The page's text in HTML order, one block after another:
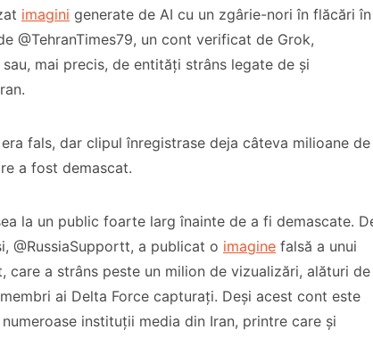
imagini generate de AI cu un zgârie-nori în flăcări în
@TehranTimes79, un cont verificat de Grok,
mai precis, de entități strâns legate de și
fals, dar clipul înregistrase deja câteva milioane de
a fost demascat.
la un public foarte larg înainte de a fi demascate.
@RussiaSupportt, a publicat o imagine falsă a unui
care a strâns peste un milion de vizualizări, alături de
ai Delta Force capturați. Deși acest cont este
instituții media din Iran, printre care și